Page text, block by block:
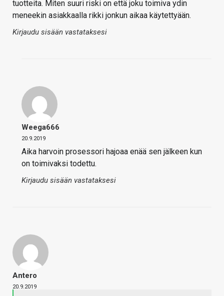
tuotteita. Miten suuri riski on että joku toimiva ydin
meneekin asiakkaalla rikki jonkun aikaa käytettyään.
Kirjaudu sisään vastataksesi
Weega666
20.9.2019
Aika harvoin prosessori hajoaa enää sen jälkeen kun
on toimivaksi todettu.
Kirjaudu sisään vastataksesi
Antero
20.9.2019